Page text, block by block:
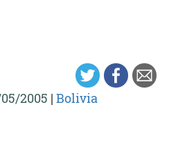
2005 | Bolivia